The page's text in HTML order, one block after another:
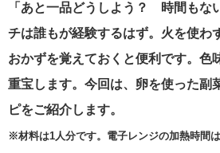
「あと一品どうしよう？ 時間もな
チは誰もが経験するはず。火を使わ
おかずを覚えておくと便利です。色
重宝します。今回は、卵を使った副
ピをご紹介します。
※材料は1人分です。電子レンジの加熱時間